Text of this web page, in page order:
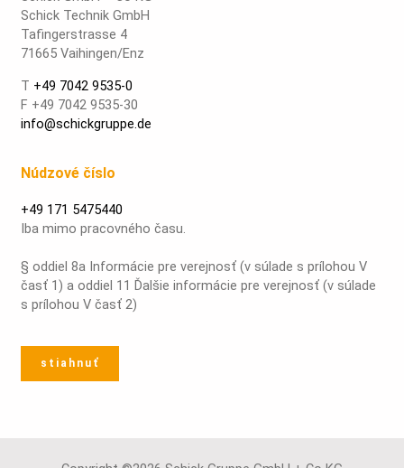
Schick Technik GmbH
Tafingerstrasse 4
71665 Vaihingen/Enz
T +49 7042 9535-0
F +49 7042 9535-30
info@schickgruppe.de
Núdzové číslo
+49 171 5475440
Iba mimo pracovného času.
§ oddiel 8a Informácie pre verejnosť (v súlade s prílohou V
časť 1) a oddiel 11 Ďalšie informácie pre verejnosť (v súlade
s prílohou V časť 2)
stiahnuť